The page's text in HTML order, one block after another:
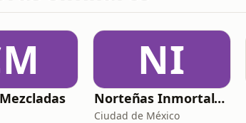
NI
Norteñas Inmortales Radio
Ciudad de México